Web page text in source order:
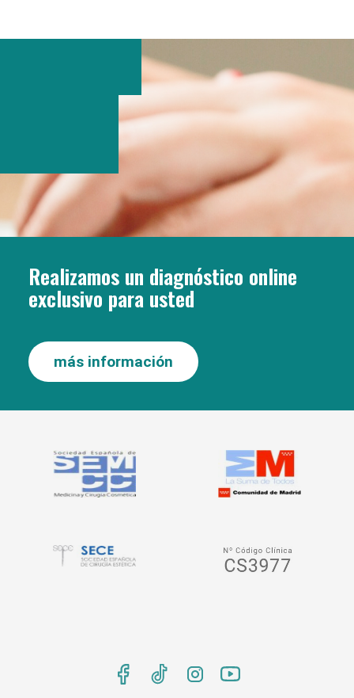
Realizamos un diagnóstico online
exclusivo para usted
más información